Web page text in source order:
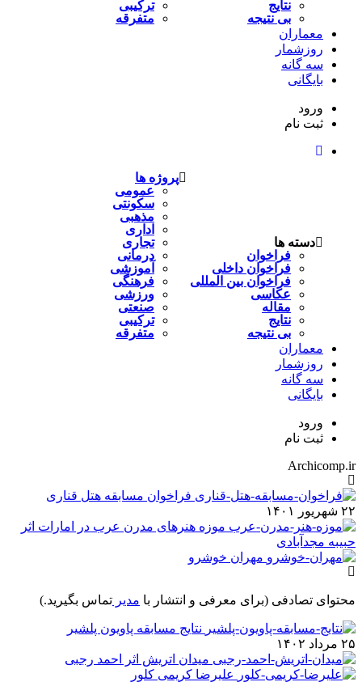
نتایج
بی نتیجه
ترکیبی
متفرقه
معماران
روزشمار
سه گانه
بایگانی
ورود
ثبت نام
دسته ها
فراخوان
فراخوان داخلی
فراخوان بین المللی
عکاسی
مقاله
نتایج
بی نتیجه
پروژه ها
عمومی
سکونتی
مذهبی
اداری
تجاری
درمانی
آموزشی
فرهنگی
ورزشی
صنعتی
ترکیبی
متفرقه
معماران
روزشمار
سه گانه
بایگانی
ورود
ثبت نام
Archicomp.ir
فراخوان مسابقه هتل قناری
۲۲ شهریور ۱۴۰۱
موزه هنرهای مدرن عرب در امارات اثر
حبیبه مجدآبادی
مهران خوشرو
محتوای تصادفی (برای معرفی و انتشار با مدیر تماس بگیرید.)
نتایج مسابقه پاویون پلشیر
۲۵ مرداد ۱۴۰۲
میدان اتریش اثر احمد رجبی
علیرضا کریمی کلور